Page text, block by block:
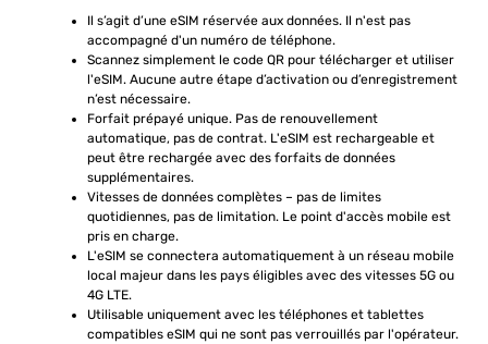
Il s’agit d’une eSIM réservée aux données. Il n'est pas
accompagné d'un numéro de téléphone.
Scannez simplement le code QR pour télécharger et utiliser
l'eSIM. Aucune autre étape d’activation ou d’enregistrement
n’est nécessaire.
Forfait prépayé unique. Pas de renouvellement
automatique, pas de contrat. L'eSIM est rechargeable et
peut être rechargée avec des forfaits de données
supplémentaires.
Vitesses de données complètes – pas de limites
quotidiennes, pas de limitation. Le point d'accès mobile est
pris en charge.
L'eSIM se connectera automatiquement à un réseau mobile
local majeur dans les pays éligibles avec des vitesses 5G ou
4G LTE.
Utilisable uniquement avec les téléphones et tablettes
compatibles eSIM qui ne sont pas verrouillés par l'opérateur.